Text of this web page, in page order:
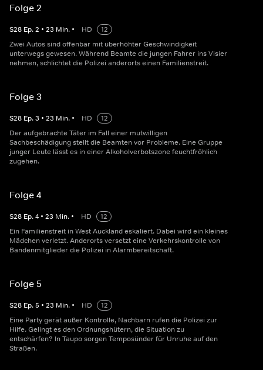
Folge 2
S28 Ep.2 • 23 Min. • HD
12
Zwei Autos sind offenbar mit überhöhter Geschwindigkeit
unterwegs gewesen. Während Beamte die jungen Fahrer ins Visier
nehmen, schlichtet die Polizei anderorts einen Familienstreit.
Folge 3
S28 Ep.3 • 23 Min. • HD
12
Der aufgebrachte Täter im Fall einer mutwilligen
Sachbeschädigung stellt die Beamten vor Probleme. Eine Gruppe
junger Leute lässt es in einer Alkoholverbotszone feuchtfröhlich
zugehen.
Folge 4
S28 Ep.4 • 23 Min. • HD
12
Ein Familienstreit in West Auckland eskaliert. Dabei wird ein kleines
Mädchen verletzt. Anderorts versetzt eine Verkehrskontrolle von
Bandenmitglieder die Polizei in Alarmbereitschaft.
Folge 5
S28 Ep.5 • 23 Min. • HD
12
Eine Party gerät außer Kontrolle, Nachbarn rufen die Polizei zur
Hilfe. Gelingt es den Ordnungshütern, die Situation zu
entschärfen? In Taupo sorgen Temposünder für Unruhe auf den
Straßen.